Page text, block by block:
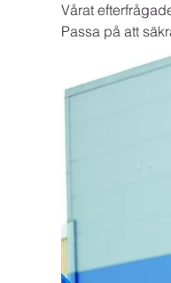
Vårat
Passa på att